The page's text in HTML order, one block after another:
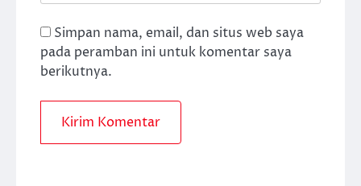
Simpan nama, email, dan situs web saya
pada peramban ini untuk komentar saya
berikutnya.